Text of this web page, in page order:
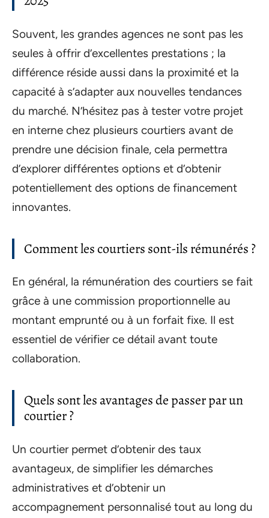
Souvent, les grandes agences ne sont pas les
seules à offrir d’excellentes prestations ; la
différence réside aussi dans la proximité et la
capacité à s’adapter aux nouvelles tendances
du marché. N’hésitez pas à tester votre projet
en interne chez plusieurs courtiers avant de
prendre une décision finale, cela permettra
d’explorer différentes options et d’obtenir
potentiellement des options de financement
innovantes.
Comment les courtiers sont-ils rémunérés ?
En général, la rémunération des courtiers se fait
grâce à une commission proportionnelle au
montant emprunté ou à un forfait fixe. Il est
essentiel de vérifier ce détail avant toute
collaboration.
Quels sont les avantages de passer par un
courtier ?
Un courtier permet d’obtenir des taux
avantageux, de simplifier les démarches
administratives et d’obtenir un
accompagnement personnalisé tout au long du